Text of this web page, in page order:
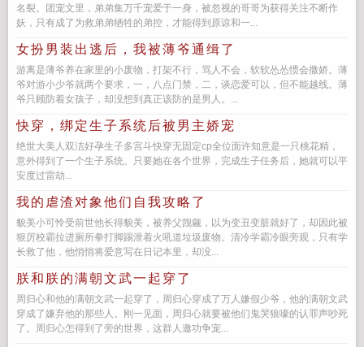
名裂。团宠文里，弟弟集万千宠爱于一身，被忽视的哥哥为获得关注不断作
妖，只有成了为救弟弟牺牲的弟控，才能得到原谅和一...
女扮男装出逃后，我被薄爷通缉了
游离是薄爷养在家里的小废物，打架不行，骂人不会，软软怂怂惯会撒娇。薄
爷对游小少爷就两个要求，一，八点门禁，二，谈恋爱可以，但不能越线。薄
爷只顾防着女孩子，却没想到真正该防的是男人。...
快穿，绑定生子系统后被男主娇宠
绝世大美人双洁好孕生子多宫斗快穿无固定cp全位面许知意是一只桃花精，
意外得到了一个生子系统。只要她在各个世界，完成生子任务后，她就可以平
安度过雷劫...
我的虐渣对象他们自我攻略了
貌美小可怜受前世他长得貌美，被养父觊觎，以为变丑变脏就好了，却因此被
狠厉校霸拉进厕所拳打脚踢泄着火吼道垃圾废物。清冷学霸冷眼旁观，只有学
长救了他，他悄悄将爱意写在日记本里，却没...
朕和朕的满朝文武一起穿了
周归心和他的满朝文武一起穿了，周归心穿成了万人嫌假少爷，他的满朝文武
穿成了嫌弃他的那些人。刚一见面，周归心就要被他们鬼哭狼嚎的认罪声吵死
了。周归心怎得到了旁的世界，这群人邀功争宠...